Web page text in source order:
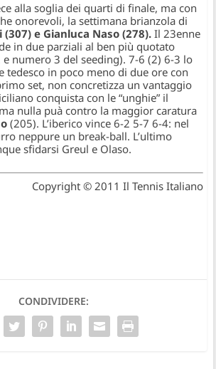
alla soglia dei quarti di finale, ma con
onorevoli, la settimana brianzola di
e Gianluca Naso (278). Il 23enne
in due parziali al ben più quotato
e numero 3 del seeding). 7-6 (2) 6-3 lo
tedesco in poco meno di due ore con
set, non concretizza un vantaggio
conquista con le “unghie” il
nulla puà contro la maggior caratura
(205). L’iberico vince 6-2 5-7 6-4: nel
neppure un break-ball. L’ultimo
sfidarsi Greul e Olaso.
Copyright © 2011 Il Tennis Italiano
CONDIVIDERE: